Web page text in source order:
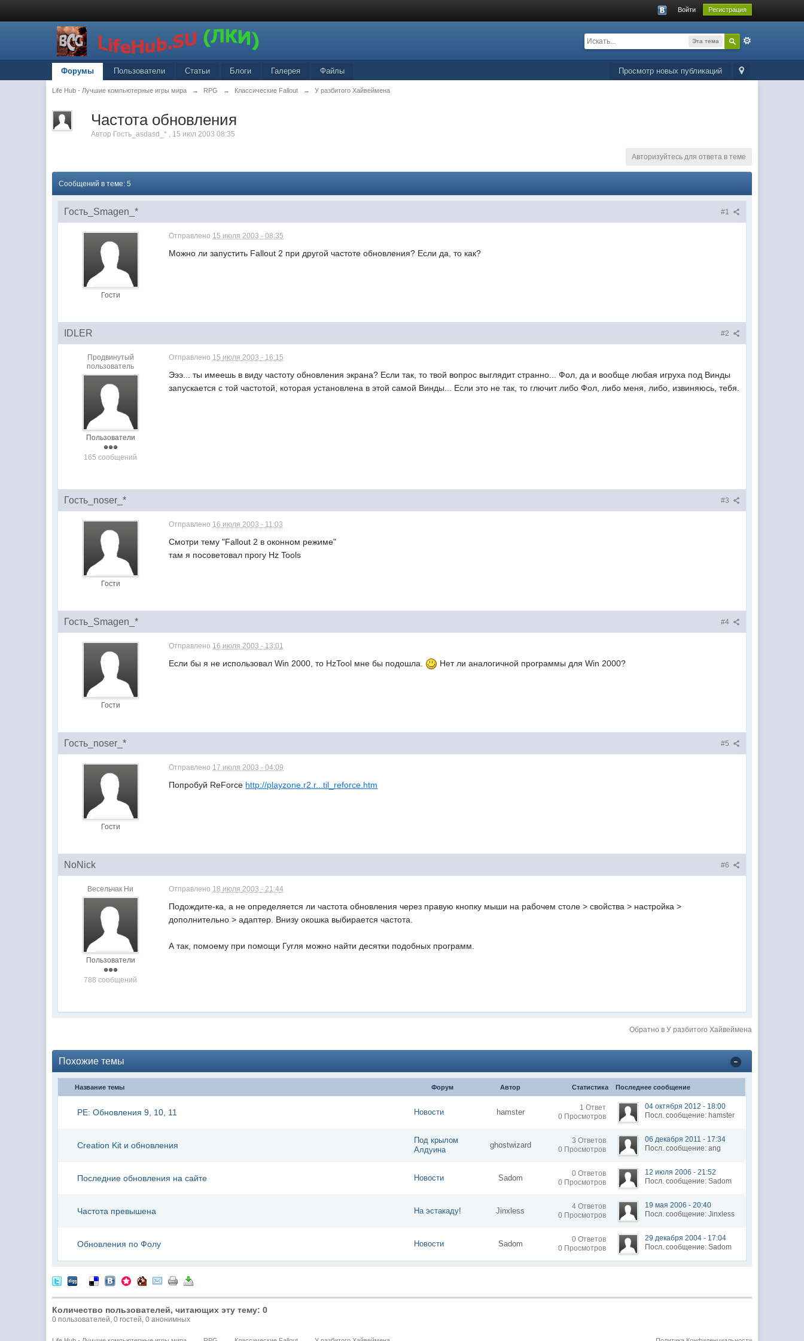
Войти Регистрация
Эта тема
Просмотр новых публикаций
Форумы Пользователи Статьи Блоги Галерея Файлы
Life Hub - Лучшие компьютерные игры мира → RPG → Классические Fallout → У разбитого Хайвеймена
Частота обновления
Автор Гость_asdasd_* , 15 июл 2003 08:35
Авторизуйтесь для ответа в теме
Сообщений в теме: 5
#1
Гость_Smagen_*
Гости
Отправлено 15 июля 2003 - 08:35
Можно ли запустить Fallout 2 при другой частоте обновления? Если да, то как?
#2
IDLER
Продвинутый
пользователь
Пользователи
165 сообщений
Отправлено 15 июля 2003 - 16:15
Эээ... ты имеешь в виду частоту обновления экрана? Если так, то твой вопрос выглядит странно... Фол, да и вообще любая игруха под Винды
запускается с той частотой, которая установлена в этой самой Винды... Если это не так, то глючит либо Фол, либо меня, либо, извиняюсь, тебя.
#3
Гость_noser_*
Гости
Отправлено 16 июля 2003 - 11:03
Смотри тему "Fallout 2 в оконном режиме"
там я посоветовал прогу Hz Tools
#4
Гость_Smagen_*
Гости
Отправлено 16 июля 2003 - 13:01
Если бы я не использовал Win 2000, то HzTool мне бы подошла. Нет ли аналогичной программы для Win 2000?
#5
Гость_noser_*
Гости
Отправлено 17 июля 2003 - 04:09
Попробуй ReForce http://playzone.r2.r...til_reforce.htm
#6
NoNick
Весельчак Ни
Пользователи
788 сообщений
Отправлено 18 июля 2003 - 21:44
Подождите-ка, а не определяется ли частота обновления через правую кнопку мыши на рабочем столе > свойства > настройка >
дополнительно > адаптер. Внизу окошка выбирается частота.
А так, помоему при помощи Гугля можно найти десятки подобных программ.
Обратно в У разбитого Хайвеймена
Похожие темы
Название темы Форум Автор Статистика Последнее сообщение
PE: Обновления 9, 10, 11 Новости hamster
1 Ответ
0 Просмотров
04 октября 2012 - 18:00
Посл. сообщение: hamster
Creation Kit и обновления
Под крылом
Алдуина
ghostwizard
3 Ответов
0 Просмотров
06 декабря 2011 - 17:34
Посл. сообщение: ang
Последние обновления на сайте Новости Sadom
0 Ответов
0 Просмотров
12 июля 2006 - 21:52
Посл. сообщение: Sadom
Частота превышена На эстакаду! Jinxless
4 Ответов
0 Просмотров
19 мая 2006 - 20:40
Посл. сообщение: Jinxless
Обновления по Фолу Новости Sadom
0 Ответов
0 Просмотров
29 декабря 2004 - 17:04
Посл. сообщение: Sadom
Количество пользователей, читающих эту тему: 0
0 пользователей, 0 гостей, 0 анонимных